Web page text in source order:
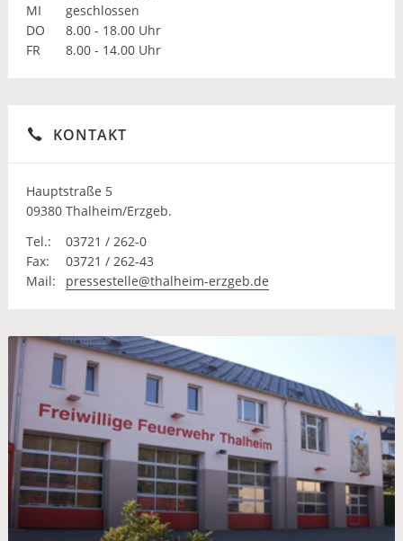
MI
geschlossen
DO
8.00 - 18.00 Uhr
FR
8.00 - 14.00 Uhr
KONTAKT
Hauptstraße 5
09380 Thalheim/Erzgeb.
Tel.:
03721 / 262-0
Fax:
03721 / 262-43
Mail:
pressestelle@thalheim-erzgeb.de